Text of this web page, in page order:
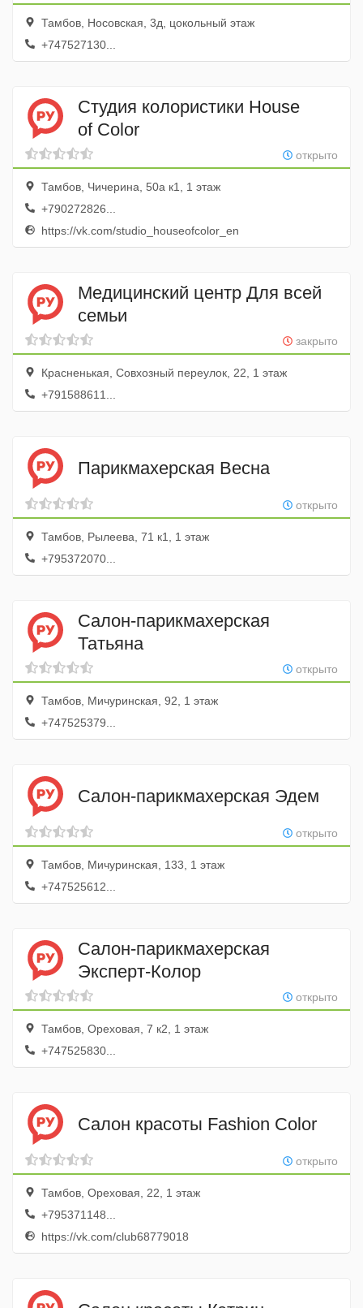
Тамбов, Носовская, 3д, цокольный этаж
+747527130...
Студия колористики House
of Color
открыто
Тамбов, Чичерина, 50а к1, 1 этаж
+790272826...
https://vk.com/studio_houseofcolor_en
Медицинский центр Для всей
семьи
закрыто
Красненькая, Совхозный переулок, 22, 1 этаж
+791588611...
Парикмахерская Весна
открыто
Тамбов, Рылеева, 71 к1, 1 этаж
+795372070...
Салон-парикмахерская
Татьяна
открыто
Тамбов, Мичуринская, 92, 1 этаж
+747525379...
Салон-парикмахерская Эдем
открыто
Тамбов, Мичуринская, 133, 1 этаж
+747525612...
Салон-парикмахерская
Эксперт-Колор
открыто
Тамбов, Ореховая, 7 к2, 1 этаж
+747525830...
Салон красоты Fashion Color
открыто
Тамбов, Ореховая, 22, 1 этаж
+795371148...
https://vk.com/club68779018